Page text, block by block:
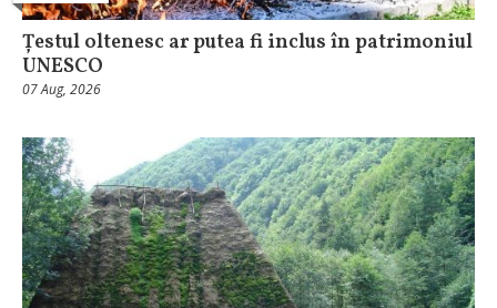
Țestul oltenesc ar putea fi inclus în patrimoniul
UNESCO
07 Aug, 2026